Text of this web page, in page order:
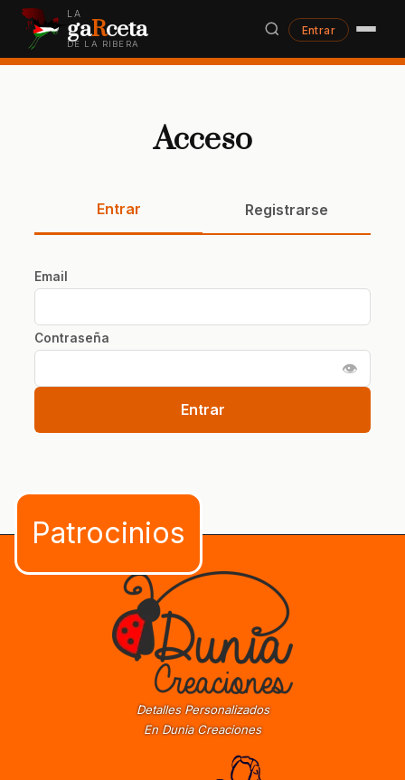
LA
gaRceta
DE LA RIBERA
Entrar
Acceso
Entrar Registrarse
Email
Contraseña
👁
Entrar
Detalles Personalizados
En Dunia Creaciones